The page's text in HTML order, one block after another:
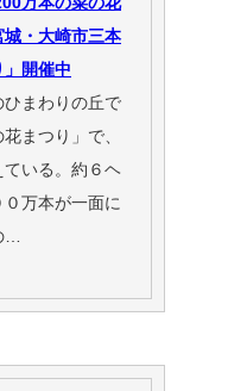
・大崎市三本
」開催中
ひまわりの丘で
まつり」で、
いる。約６ヘ
万本が一面に
…